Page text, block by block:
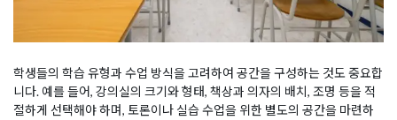
학생들의 학습 유형과 수업 방식을 고려하여 공간을 구성하는 것도 중요합
니다. 예를 들어, 강의실의 크기와 형태, 책상과 의자의 배치, 조명 등을 적
절하게 선택해야 하며, 토론이나 실습 수업을 위한 별도의 공간을 마련하